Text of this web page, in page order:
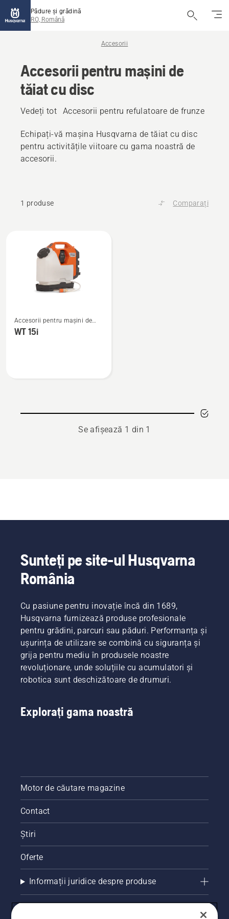
Pădure și grădină
RO, Română
Accesorii
Accesorii pentru mașini de
tăiat cu disc
Vedeți tot Accesorii pentru refulatoare de frunze
Echipați-vă mașina Husqvarna de tăiat cu disc
pentru activitățile viitoare cu gama noastră de
accesorii.
1 produse Comparați
produsele
mai
multe
Accesorii pentru mașini de
tăiat cu disc
WT 15i
Se afișează 1 din 1
Sunteți pe site-ul Husqvarna
România
Cu pasiune pentru inovație încă din 1689,
Husqvarna furnizează produse profesionale
pentru grădini, parcuri sau păduri. Performanța și
ușurința de utilizare se combină cu siguranța și
grija pentru mediu în produsele noastre
revoluționare, unde soluțiile cu acumulatori și
robotica sunt deschizătoare de drumuri.
Explorați gama noastră
Motor de căutare magazine
Contact
Știri
Oferte
Informații juridice despre produse